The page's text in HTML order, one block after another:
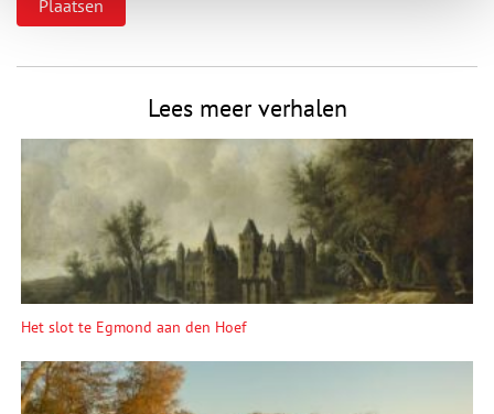
Lees meer verhalen
Het slot te Egmond aan den Hoef